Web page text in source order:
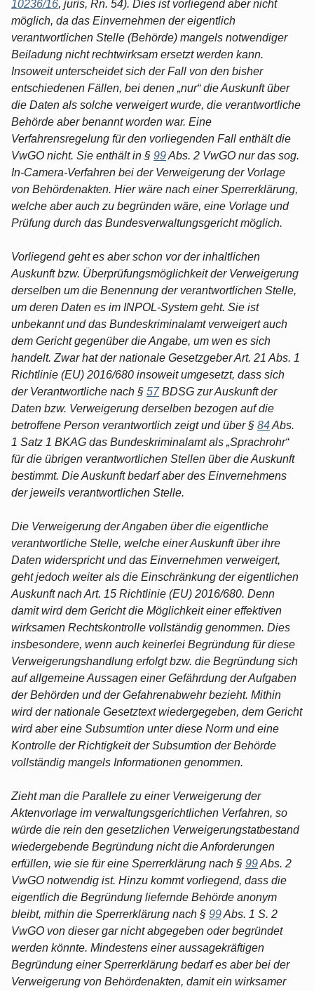
10236/16, juris, Rn. 54). Dies ist vorliegend aber nicht
möglich, da das Einvernehmen der eigentlich
verantwortlichen Stelle (Behörde) mangels notwendiger
Beiladung nicht rechtwirksam ersetzt werden kann.
Insoweit unterscheidet sich der Fall von den bisher
entschiedenen Fällen, bei denen „nur“ die Auskunft über
die Daten als solche verweigert wurde, die verantwortliche
Behörde aber benannt worden war. Eine
Verfahrensregelung für den vorliegenden Fall enthält die
VwGO nicht. Sie enthält in § 99Abs. 2 VwGO nur das sog.
In-Camera-Verfahren bei der Verweigerung der Vorlage
von Behördenakten. Hier wäre nach einer Sperrerklärung,
welche aber auch zu begründen wäre, eine Vorlage und
Prüfung durch das Bundesverwaltungsgericht möglich.
Vorliegend geht es aber schon vor der inhaltlichen
Auskunft bzw. Überprüfungsmöglichkeit der Verweigerung
derselben um die Benennung der verantwortlichen Stelle,
um deren Daten es im INPOL-System geht. Sie ist
unbekannt und das Bundeskriminalamt verweigert auch
dem Gericht gegenüber die Angabe, um wen es sich
handelt. Zwar hat der nationale Gesetzgeber Art. 21 Abs. 1
Richtlinie (EU) 2016/680 insoweit umgesetzt, dass sich
der Verantwortliche nach § 57BDSG zur Auskunft der
Daten bzw. Verweigerung derselben bezogen auf die
betroffene Person verantwortlich zeigt und über § 84Abs.
1 Satz 1 BKAG das Bundeskriminalamt als „Sprachrohr“
für die übrigen verantwortlichen Stellen über die Auskunft
bestimmt. Die Auskunft bedarf aber des Einvernehmens
der jeweils verantwortlichen Stelle.
Die Verweigerung der Angaben über die eigentliche
verantwortliche Stelle, welche einer Auskunft über ihre
Daten widerspricht und das Einvernehmen verweigert,
geht jedoch weiter als die Einschränkung der eigentlichen
Auskunft nach Art. 15 Richtlinie (EU) 2016/680. Denn
damit wird dem Gericht die Möglichkeit einer effektiven
wirksamen Rechtskontrolle vollständig genommen. Dies
insbesondere, wenn auch keinerlei Begründung für diese
Verweigerungshandlung erfolgt bzw. die Begründung sich
auf allgemeine Aussagen einer Gefährdung der Aufgaben
der Behörden und der Gefahrenabwehr bezieht. Mithin
wird der nationale Gesetztext wiedergegeben, dem Gericht
wird aber eine Subsumtion unter diese Norm und eine
Kontrolle der Richtigkeit der Subsumtion der Behörde
vollständig mangels Informationen genommen.
Zieht man die Parallele zu einer Verweigerung der
Aktenvorlage im verwaltungsgerichtlichen Verfahren, so
würde die rein den gesetzlichen Verweigerungstatbestand
wiedergebende Begründung nicht die Anforderungen
erfüllen, wie sie für eine Sperrerklärung nach § 99Abs. 2
VwGO notwendig ist. Hinzu kommt vorliegend, dass die
eigentlich die Begründung liefernde Behörde anonym
bleibt, mithin die Sperrerklärung nach § 99Abs. 1 S. 2
VwGO von dieser gar nicht abgegeben oder begründet
werden könnte. Mindestens einer aussagekräftigen
Begründung einer Sperrerklärung bedarf es aber bei der
Verweigerung von Behördenakten, damit ein wirksamer